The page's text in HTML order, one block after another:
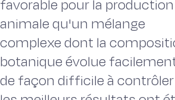
favorable pour la production
animale qu'un mélange
complexe dont la
botanique évolue
de façon difficile à contrôler